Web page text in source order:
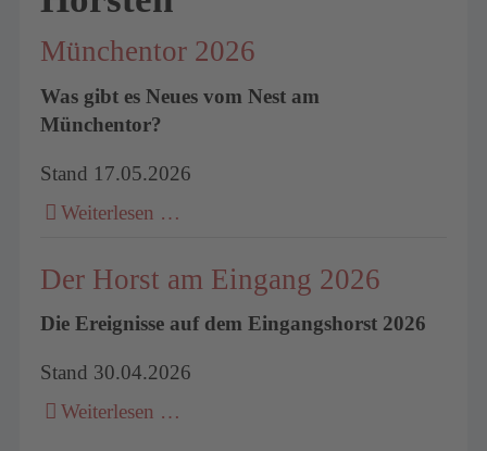
Münchentor 2026
Was gibt es Neues vom Nest am
Münchentor?
Stand 17.05.2026
Weiterlesen …
Der Horst am Eingang 2026
Die Ereignisse auf dem Eingangshorst 2026
Stand 30.04.2026
Weiterlesen …